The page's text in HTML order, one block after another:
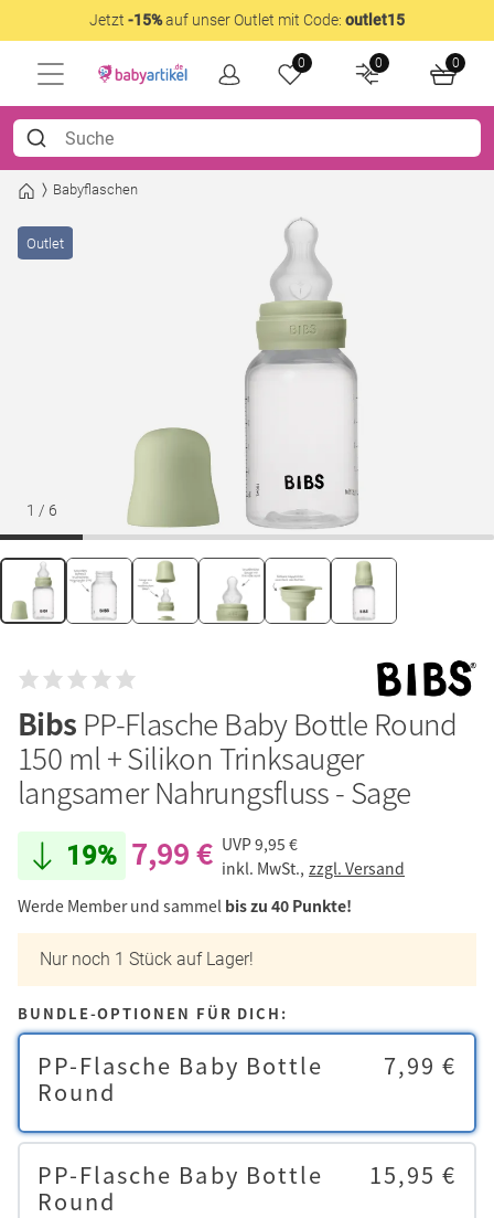
Jetzt -15%auf unser Outlet mit Code: outlet15
0 0 0
Babyflaschen
1 / 6
Outlet
Bibs PP-Flasche Baby Bottle Round
150 ml + Silikon Trinksauger
langsamer Nahrungsfluss - Sage
19% 7,99 € UVP9,95 €
inkl. MwSt., zzgl. Versand
Werde Member und sammel bis zu 40 Punkte!
Nur noch 1 Stück auf Lager!
BUNDLE-OPTIONEN FÜR DICH:
PP-Flasche Baby Bottle
Round
7,99 €
PP-Flasche Baby Bottle
Round
15,95 €